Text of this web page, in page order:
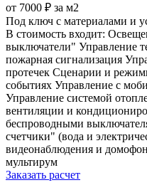
от 7000 ₽ за м2
Под ключ с материалами и
В стоимость входит:
выключатели" Управление
пожарная сигнализация
протечек Сценарии и
событиях Управление с
Управление системой
вентиляции и
беспроводными
счетчики" (вода и
видеонаблюдения и
мультирум
Заказать расчет